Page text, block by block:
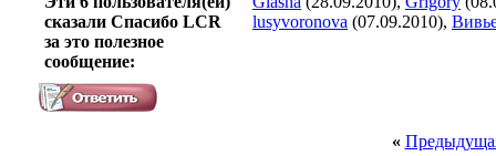
сказали Спасибо LCR
за это полезное
сообщение:
lusyvoronova (07.09.2010),
«